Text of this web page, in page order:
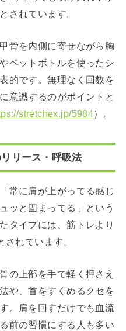
されています。
骨を内側に寄せながら胸
ペットボトルを使ったシ
的です。無理なく回数を
意識するのがポイントと
stretchex.jp/5984）。
リース・呼吸法
常に肩が上がってる感じ
ッと固まってる」という
タイプには、筋トレより
されています。
の上部を手で軽く押さえ
や、首をすくめるクセを
。肩を回すだけでも血流
前の習慣にする人も多い